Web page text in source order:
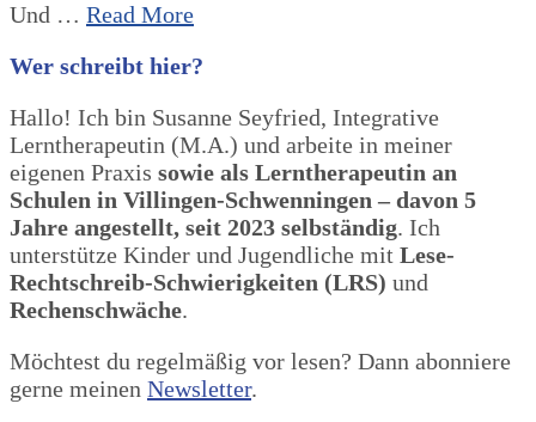
Und … Read More
Wer schreibt hier?
Hallo! Ich bin Susanne Seyfried, Integrative
Lerntherapeutin (M.A.) und arbeite in meiner
eigenen Praxis sowie als Lerntherapeutin an
Schulen in Villingen-Schwenningen – davon 5
Jahre angestellt, seit 2023 selbständig. Ich
unterstütze Kinder und Jugendliche mit Lese-
Rechtschreib-Schwierigkeiten (LRS) und
Rechenschwäche.
Möchtest du regelmäßig vor lesen? Dann abonniere
gerne meinen Newsletter.